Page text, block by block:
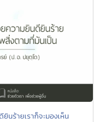
นร้ายเราก็จะมองเห็น